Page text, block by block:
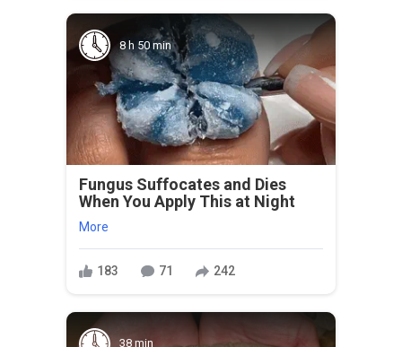
8 h 50 min
Fungus Suffocates and Dies
When You Apply This at Night
More
183 71 242
38 min